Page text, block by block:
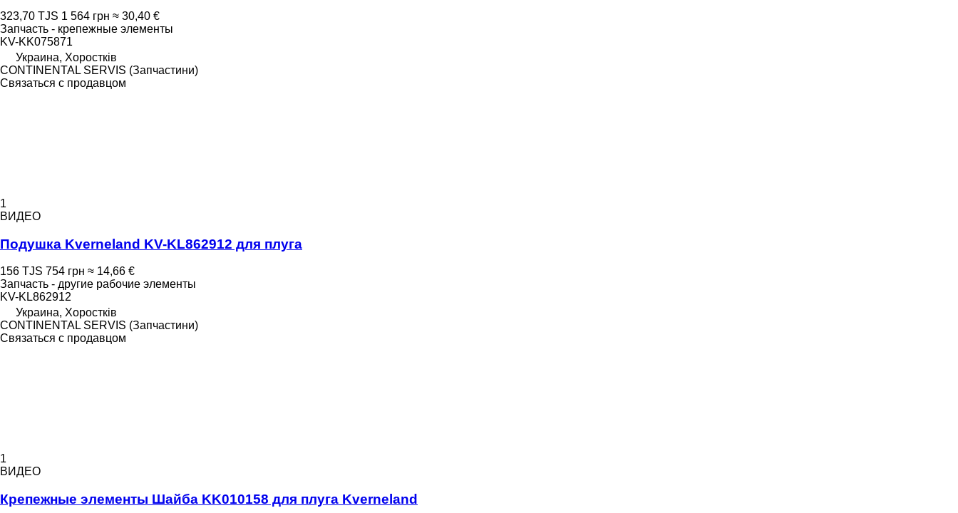
323,70 TJS 1 564 грн ≈ 30,40 €
Запчасть - крепежные элементы
KV-KK075871
Украина, Хоростків
CONTINENTAL SERVIS (Запчастини)
Связаться с продавцом
1
ВИДЕО
Подушка Kverneland KV-KL862912 для плуга
156 TJS 754 грн ≈ 14,66 €
Запчасть - другие рабочие элементы
KV-KL862912
Украина, Хоростків
CONTINENTAL SERVIS (Запчастини)
Связаться с продавцом
1
ВИДЕО
Крепежные элементы Шайба KK010158 для плуга Kverneland